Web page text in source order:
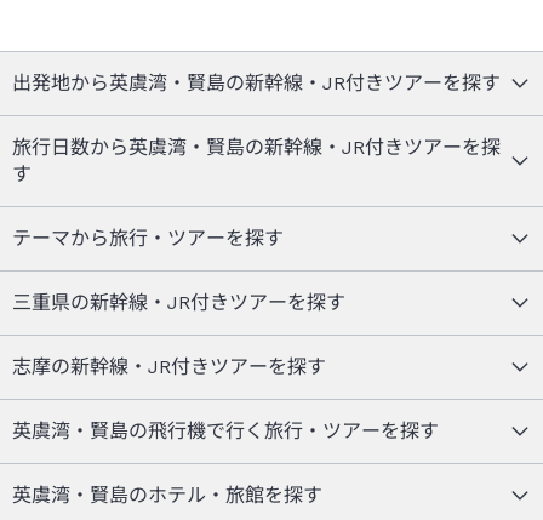
出発地から英虞湾・賢島の新幹線・JR付きツアーを探す
旅行日数から英虞湾・賢島の新幹線・JR付きツアーを探
す
テーマから旅行・ツアーを探す
三重県の新幹線・JR付きツアーを探す
志摩の新幹線・JR付きツアーを探す
英虞湾・賢島の飛行機で行く旅行・ツアーを探す
英虞湾・賢島のホテル・旅館を探す